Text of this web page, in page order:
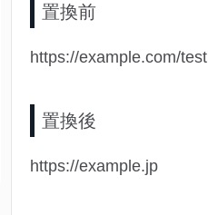
置換前
https://example.com/test
置換後
https://example.jp